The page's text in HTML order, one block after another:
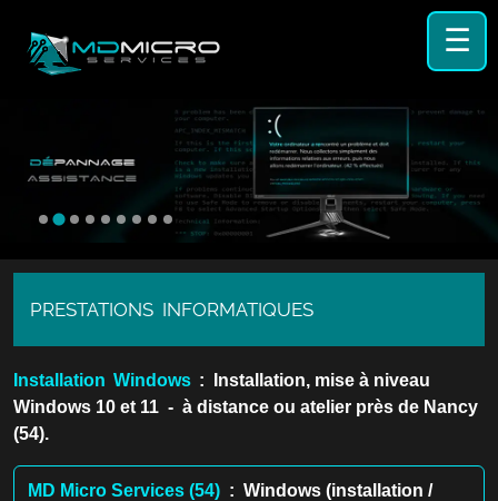
☰
PRESTATIONS INFORMATIQUES
Installation Windows : Installation, mise à niveau
Windows 10 et 11 - à distance ou atelier près de Nancy
(54).
MD Micro Services (54) : Windows (installation /